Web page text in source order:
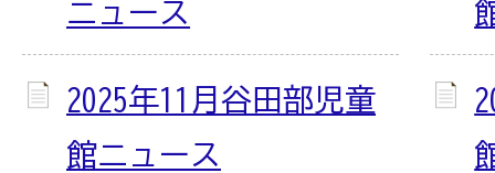
ニュース
2025年11月谷田部児童
館ニュース